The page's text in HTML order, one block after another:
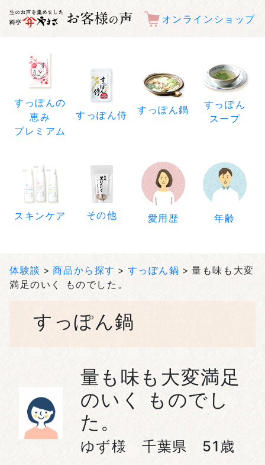
オンラインショップ
すっぽんの
恵み
プレミアム
すっぽん侍 すっぽん鍋
すっぽん
スープ
スキンケア その他 愛用歴 年齢
体験談 商品から探す すっぽん鍋
量も味も大変
満足のいく ものでした。
すっぽん鍋
量も味も大変満足
のいく ものでし
た。
ゆず様 千葉県 51歳